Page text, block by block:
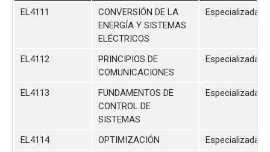
EL4111
CONVERSIÓN DE LA
ENERGÍA Y SISTEMAS
ELÉCTRICOS
Especializada
EL4112
PRINCIPIOS DE
COMUNICACIONES
Especializada
EL4113
FUNDAMENTOS DE
CONTROL DE
SISTEMAS
Especializada
EL4114 OPTIMIZACIÓN
Especializada